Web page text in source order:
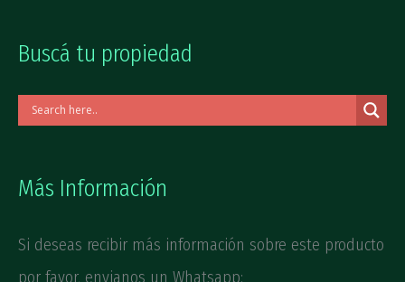
Buscá tu propiedad
Más Información
Si deseas recibir más información sobre este producto
por favor, envianos un Whatsapp: